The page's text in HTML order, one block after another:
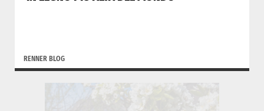
RENNER BLOG